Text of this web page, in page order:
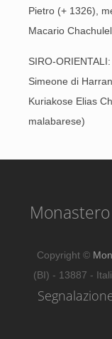
Pietro (+ 1326),
Macario
SIRO-ORIENTALI:
Simeone di
Kuriakose Elias
malabarese)
Copyright ©
(BI) - 13887 -